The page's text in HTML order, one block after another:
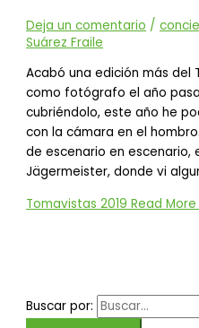
Deja un comentario /
Suárez Fraile
Acabó una edición más del
como fotógrafo el año
cubriéndolo, este año he
con la cámara en el
de escenario en escenario,
Jägermeister, donde vi
Tomavistas 2019 Read More
Buscar por: